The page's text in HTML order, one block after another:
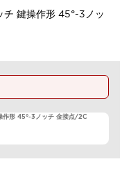
鍵操作形 45°-3ノッ
作形 45°-3ノッチ 金接点/2C